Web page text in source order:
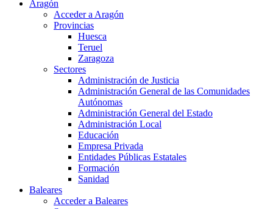
Aragón
Acceder a Aragón
Provincias
Huesca
Teruel
Zaragoza
Sectores
Administración de Justicia
Administración General de las Comunidades
Autónomas
Administración General del Estado
Administración Local
Educación
Empresa Privada
Entidades Públicas Estatales
Formación
Sanidad
Baleares
Acceder a Baleares